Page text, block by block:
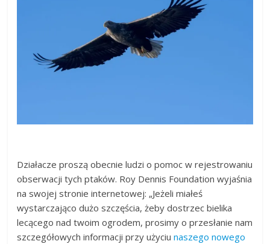
Działacze proszą obecnie ludzi o pomoc w rejestrowaniu
obserwacji tych ptaków. Roy Dennis Foundation wyjaśnia
na swojej stronie internetowej: „Jeżeli miałeś
wystarczająco dużo szczęścia, żeby dostrzec bielika
lecącego nad twoim ogrodem, prosimy o przesłanie nam
szczegółowych informacji przy użyciunaszego nowego